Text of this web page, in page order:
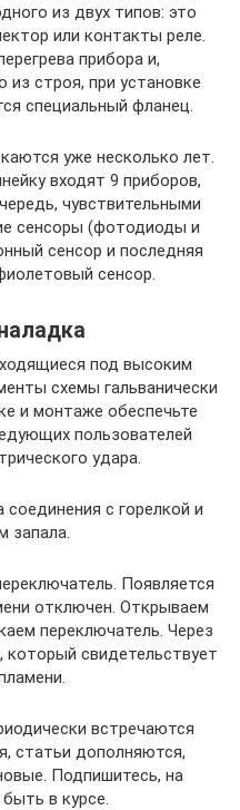
из двух типов: это
или контакты реле.
прибора и,
из строя, при установке
специальный фланец.
уже несколько лет.
входят 9 приборов,
чувствительными
сенсоры (фотодиоды и
сенсор и последняя
сенсор.
под высоким
схемы гальванически
и монтаже обеспечьте
пользователей
удара.
с горелкой и
запала.
Появляется
отключен. Открываем
переключатель. Через
который свидетельствует
встречаются
статьи дополняются,
Подпишитесь, на
в курсе.